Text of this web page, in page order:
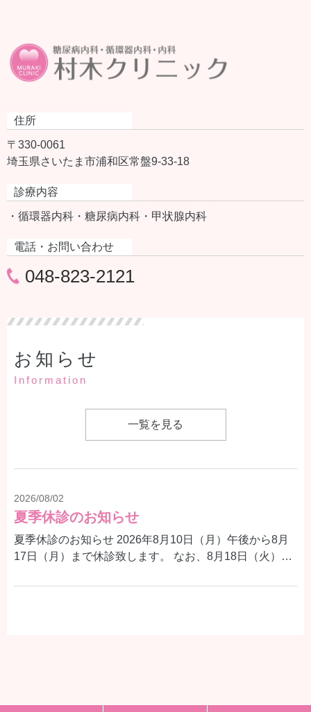
住所
〒330-0061
埼玉県さいたま市浦和区常盤9-33-18
診療内容
・循環器内科 ・糖尿病内科 ・甲状腺内科
電話・お問い合わせ
048-823-2121
お知らせ
Information
一覧を見る
2026/08/02
夏季休診のお知らせ
夏季休診のお知らせ 2026年8月10日（月）午後から8月
17日（月）まで休診致します。 なお、8月18日（火）よ
けいたしますが何卒よろしくお願い申し上げます。 ▲ 8
ます。 よくあるご質問はこちら >>